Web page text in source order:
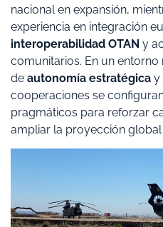
nacional en expansión,
experiencia en integración
interoperabilidad OTAN y
comunitarios. En un
de autonomía estratégica y
cooperaciones se
pragmáticos para reforzar
ampliar la proyección